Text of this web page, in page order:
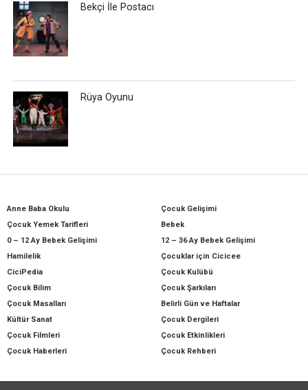
Bekçi İle Postacı
Rüya Oyunu
Anne Baba Okulu
Çocuk Gelişimi
Çocuk Yemek Tarifleri
Bebek
0 – 12 Ay Bebek Gelişimi
12 – 36 Ay Bebek Gelişimi
Hamilelik
Çocuklar için Cicicee
CiciPedia
Çocuk Kulübü
Çocuk Bilim
Çocuk Şarkıları
Çocuk Masalları
Belirli Gün ve Haftalar
Kültür Sanat
Çocuk Dergileri
Çocuk Filmleri
Çocuk Etkinlikleri
Çocuk Haberleri
Çocuk Rehberi